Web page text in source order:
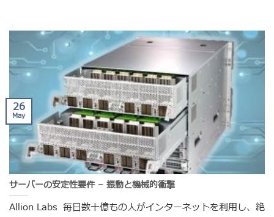
サーバーの安定性要件 – 振動と機械的衝撃
Allion Labs 毎日数十億もの人がインターネットを利用し、絶
26
May